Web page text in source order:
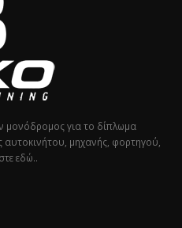
μονόδρομος για το δίπλωμα
μηχανής, φορτηγού,
εδώ..